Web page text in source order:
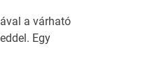
a várható
Egy